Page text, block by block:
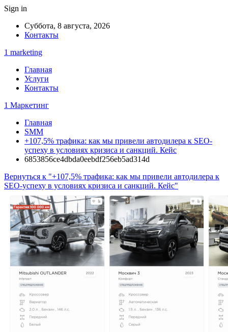
Sign in
Суббота, 8 августа, 2026
Контакты
1 marketing
Главная
Услуги
Контакты
1 Маркетинг
Главная
SMM
+107,5% трафика: как мы привели автодилера к SEO-
успеху в условиях кризиса и санкций. Кейс
6853856ce4dbda0eebdf256eb5ad314d
Вернуться к "+107,5% трафика: как мы привели автодилера к
SEO-успеху в условиях кризиса и санкций. Кейс"